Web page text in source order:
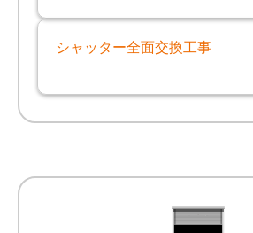
シャッター全面交換工事